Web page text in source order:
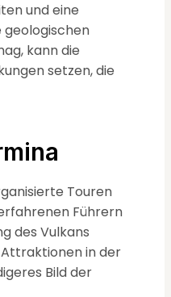
und eine
geologischen
kann die
setzen, die
Touren
Führern
des Vulkans
in der
Bild der